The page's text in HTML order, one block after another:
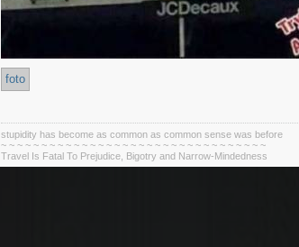
foto
stupidity has become as common as common sense was before
~ ~ ~ ~ ~ ~ ~ ~ ~ ~ ~ ~ ~ ~ ~ ~ ~ ~ ~ ~ ~ ~ ~ ~ ~ ~ ~ ~ ~ ~ ~ ~ ~
Travel Is Fatal To Prejudice, Bigotry and Narrow-Mindedness